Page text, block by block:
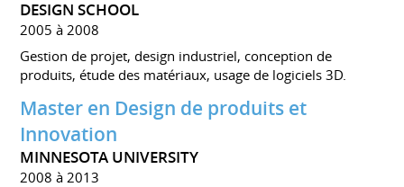
DESIGN SCHOOL
2005 à 2008
Gestion de projet, design industriel, conception de
produits, étude des matériaux, usage de logiciels 3D.
Master en Design de produits et
Innovation
MINNESOTA UNIVERSITY
2008 à 2013